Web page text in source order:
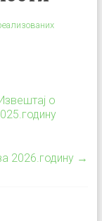
о
2026.годину →